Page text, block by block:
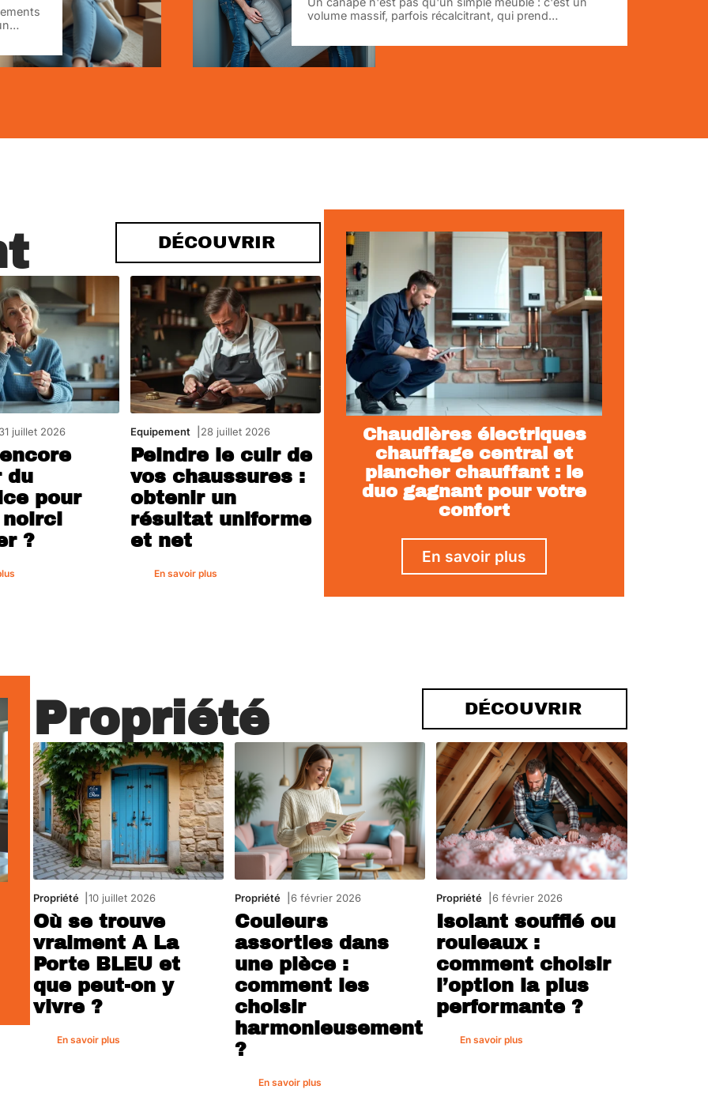
…
volume massif, parfois récalcitrant, qui prend…
DÉCOUVRIR
juillet 2026
du
pour
?
Equipement 28 juillet 2026
Peindre le cuir de
vos chaussures :
obtenir un
résultat uniforme
et net
En savoir plus
Chaudières électriques
chauffage central et
plancher chauffant : le
duo gagnant pour votre
confort
En savoir plus
Propriété DÉCOUVRIR
Propriété 10 juillet 2026
Où se trouve
vraiment A La
Porte BLEU et
que peut-on y
vivre ?
En savoir plus
Propriété 6 février 2026
Couleurs
assorties dans
une pièce :
comment les
choisir
harmonieusement
?
En savoir plus
Propriété 6 février 2026
Isolant soufflé ou
rouleaux :
comment choisir
l’option la plus
performante ?
En savoir plus